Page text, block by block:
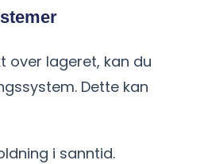
over lageret, kan du
Dette kan
i sanntid.